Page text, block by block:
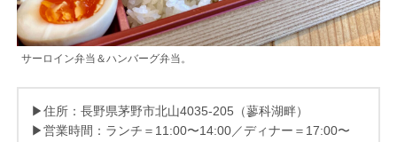
サーロイン弁当＆ハンバーグ弁当。
▶住所：長野県茅野市北山4035-205（蓼科湖畔）
▶営業時間：ランチ＝11:00〜14:00／ディナー＝17:00〜